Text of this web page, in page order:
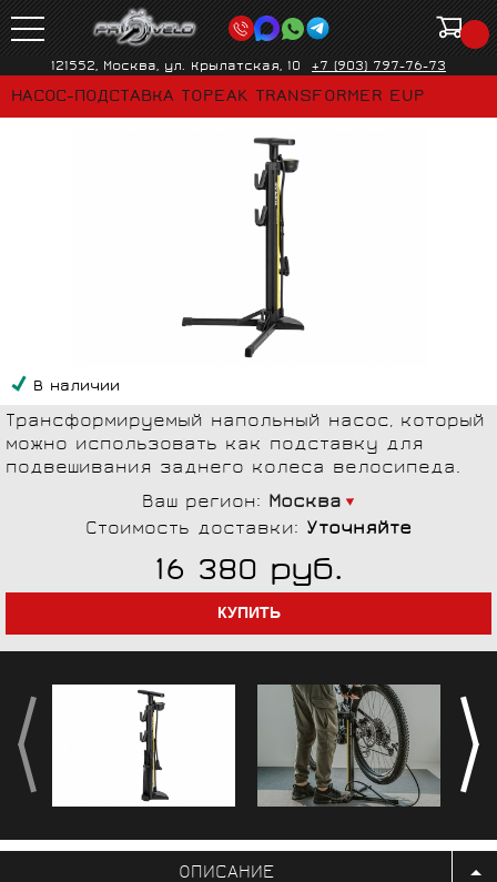
121552, Москва, ул. Крылатская, 10 +7 (903) 797-76-73
НАСОС-ПОДСТАВКА TOPEAK TRANSFORMER EUP
В наличии
Трансформируемый напольный насос, который
можно использовать как подставку для
подвешивания заднего колеса велосипеда.
Ваш регион: Москва
Стоимость доставки: Уточняйте
16 380 руб.
ОПИСАНИЕ